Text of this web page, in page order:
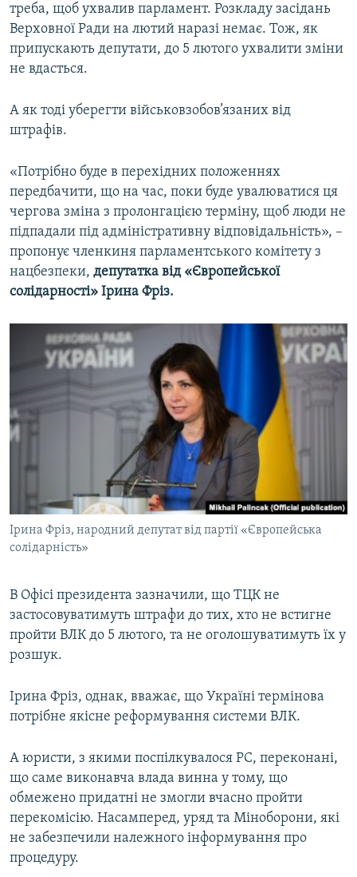
треба, щоб ухвалив парламент. Розкладу засідань
Верховної Ради на лютий наразі немає. Тож, як
припускають депутати, до 5 лютого ухвалити зміни
не вдасться.
А як тоді уберегти військовзобов’язаних від
штрафів.
«Потрібно буде в перехідних положеннях
передбачити, що на час, поки буде увалюватися ця
чергова зміна з пролонгацією терміну, щоб люди не
підпадали під адміністративну відповідальність», –
пропонує членкиня парламентського комітету з
нацбезпеки, депутатка від «Європейської
солідарності» Ірина Фріз.
Ірина Фріз, народний депутат від партії «Європейська
солідарність»
В Офісі президента зазначили, що ТЦК не
застосовуватимуть штрафи до тих, хто не встигне
пройти ВЛК до 5 лютого, та не оголошуватимуть їх у
розшук.
Ірина Фріз, однак, вважає, що Україні термінова
потрібне якісне реформування системи ВЛК.
А юристи, з якими поспілкувалося РС, переконані,
що саме виконавча влада винна у тому, що
обмежено придатні не змогли вчасно пройти
перекомісію. Насамперед, уряд та Міноборони, які
не забезпечили належного інформування про
процедуру.